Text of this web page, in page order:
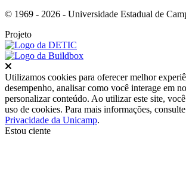
© 1969 - 2026 - Universidade Estadual de
Projeto
Utilizamos cookies para oferecer melhor
desempenho, analisar como você interage em
personalizar conteúdo. Ao utilizar este site,
uso de cookies. Para mais informações,
Privacidade da Unicamp.
Estou ciente